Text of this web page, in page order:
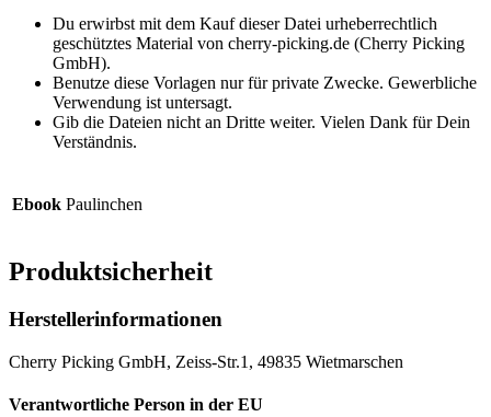
Du erwirbst mit dem Kauf dieser Datei urheberrechtlich
geschütztes Material von cherry-picking.de (Cherry Picking
GmbH).
Benutze diese Vorlagen nur für private Zwecke. Gewerbliche
Verwendung ist untersagt.
Gib die Dateien nicht an Dritte weiter. Vielen Dank für Dein
Verständnis.
Ebook Paulinchen
Produktsicherheit
Herstellerinformationen
Cherry Picking GmbH, Zeiss-Str.1, 49835 Wietmarschen
Verantwortliche Person in der EU